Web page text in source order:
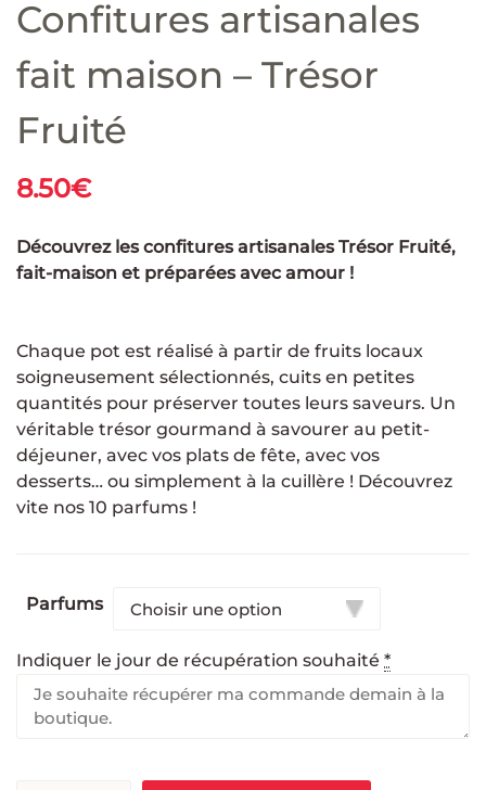
Confitures artisanales
fait maison – Trésor
Fruité
8.50€
Découvrez les confitures artisanales Trésor Fruité,
fait-maison et préparées avec amour !
Chaque pot est réalisé à partir de fruits locaux
soigneusement sélectionnés, cuits en petites
quantités pour préserver toutes leurs saveurs. Un
véritable trésor gourmand à savourer au petit-
déjeuner, avec vos plats de fête, avec vos
desserts… ou simplement à la cuillère ! Découvrez
vite nos 10 parfums !
Parfums
Indiquer le jour de récupération souhaité *